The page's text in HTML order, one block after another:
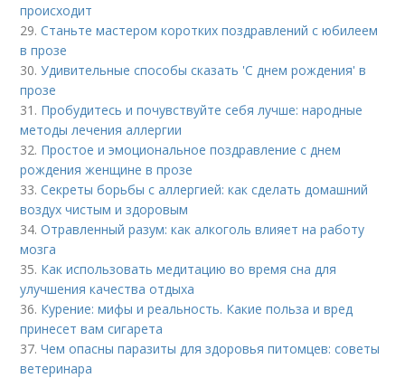
происходит
29.Станьте мастером коротких поздравлений с юбилеем
в прозе
30.Удивительные способы сказать 'С днем рождения' в
прозе
31. Пробудитесь и почувствуйте себя лучше: народные
методы лечения аллергии
32. Простое и эмоциональное поздравление с днем
рождения женщине в прозе
33.Секреты борьбы с аллергией: как сделать домашний
воздух чистым и здоровым
34.Отравленный разум: как алкоголь влияет на работу
мозга
35. Как использовать медитацию во время сна для
улучшения качества отдыха
36. Курение: мифы и реальность. Какие польза и вред
принесет вам сигарета
37.Чем опасны паразиты для здоровья питомцев: советы
ветеринара